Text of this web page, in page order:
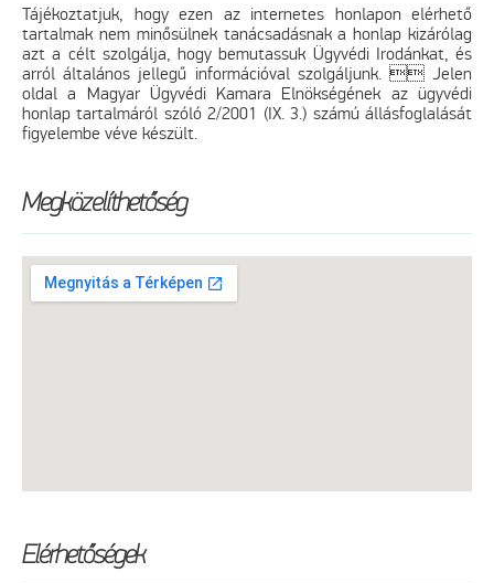
Tájékoztatjuk, hogy ezen az internetes honlapon elérhető
tartalmak nem minősülnek tanácsadásnak a honlap kizárólag
azt a célt szolgálja, hogy bemutassuk Ügyvédi Irodánkat, és
arról általános jellegű információval szolgáljunk.  Jelen
oldal a Magyar Ügyvédi Kamara Elnökségének az ügyvédi
honlap tartalmáról szóló 2/2001 (IX. 3.) számú állásfoglalását
figyelembe véve készült.
Megközelíthetőség
Elérhetőségek